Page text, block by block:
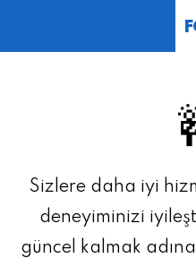
Sizlere daha iyi
deneyiminizi
güncel kalmak